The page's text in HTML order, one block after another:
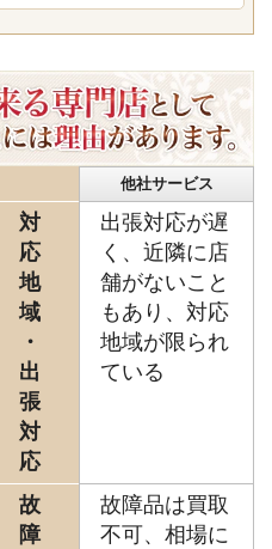
他社サービス
対
応
地
域
・
出
張
対
応
出張対応が遅
く、近隣に店
舗がないこと
もあり、対応
地域が限られ
ている
故
障
故障品は買取
不可、相場に